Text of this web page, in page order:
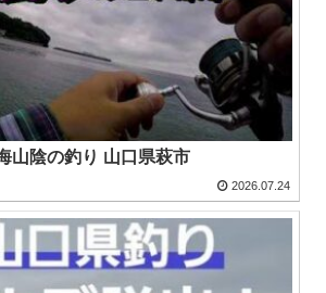
山陰の釣り 山口県萩市
2026.07.24